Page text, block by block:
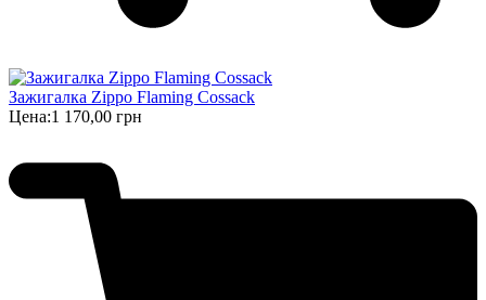
Зажигалка Zippo Flaming Cossack
Цена:1 170,00 грн